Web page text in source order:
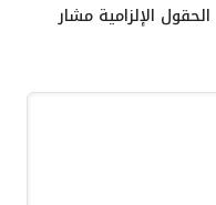
الحقول الإلزامية مشار